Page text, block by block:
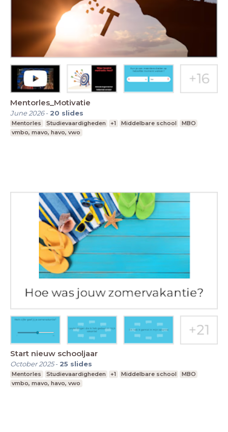
Mentorles_Motivatie
June 2026- 20 slides
Mentorles Studievaardigheden +1 Middelbare school
MBO
vmbo, mavo, havo, vwo
Start nieuw schooljaar
October 2025- 25 slides
Mentorles Studievaardigheden +1 Middelbare school
MBO
vmbo, mavo, havo, vwo